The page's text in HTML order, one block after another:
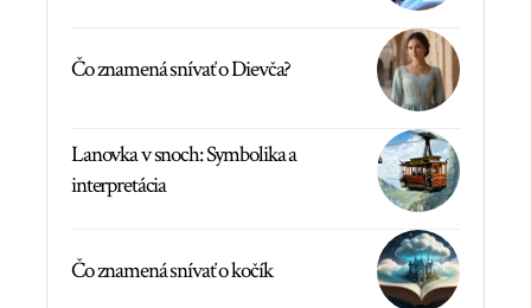
Čo znamená snívať o Dievča?
Lanovka v snoch: Symbolika a
interpretácia
Čo znamená snívať o kočík